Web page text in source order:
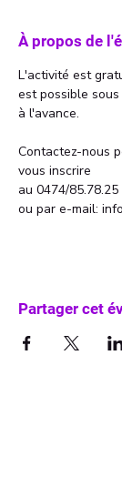
À propos de
L'activité est
est possible
à l'avance.
Contactez-nous
vous inscrire
au 0474/
ou par e-mail:
Partager cet